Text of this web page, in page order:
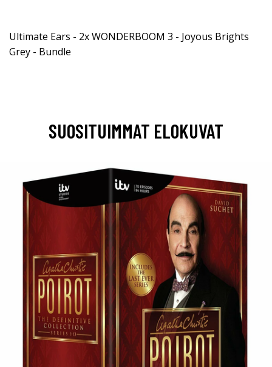
Ultimate Ears - 2x WONDERBOOM 3 - Joyous Brights
Grey - Bundle
SUOSITUIMMAT ELOKUVAT